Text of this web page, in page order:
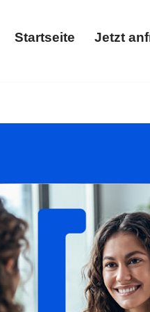
Startseite Jetzt
Richtung ✉.